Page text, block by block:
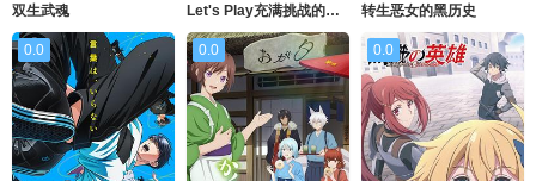
双生武魂 Let's Play充满挑战的人生 转生恶女的黑历史
0.0 0.0 0.0